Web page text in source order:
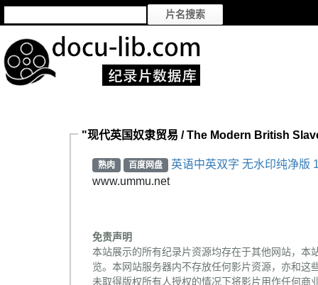
"现代英国奴隶贸易 / The Modern British
熟肉 百度网盘
英语中英双字 无水印纯净版
www.ummu.net
免责声明
本站展示的所有纪录片资源均存在于其他网站，本
览。本网站服务器内不存放任何影片资源，亦和
未取得版权所有人授权的情况下将影片用作任何